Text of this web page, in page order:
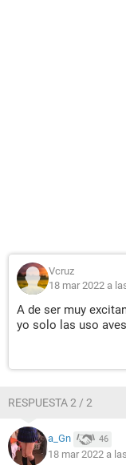
Vcruz
18 mar 2022 a
A de ser muy
yo solo las uso
RESPUESTA 2 / 2
a_Gn 46
18 mar 2022 a